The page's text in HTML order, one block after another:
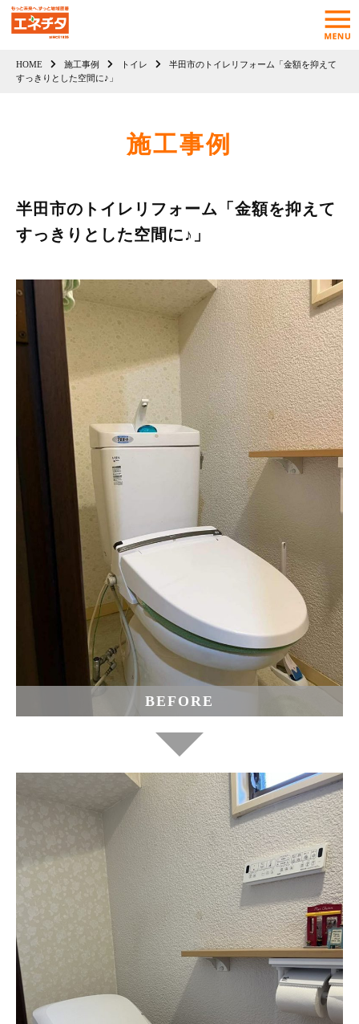
HOME 施工事例 トイレ
半田市のトイレリフォーム「金額を抑えて
すっきりとした空間に♪」
施工事例
半田市のトイレリフォーム「金額を抑えて
すっきりとした空間に♪」
BEFORE